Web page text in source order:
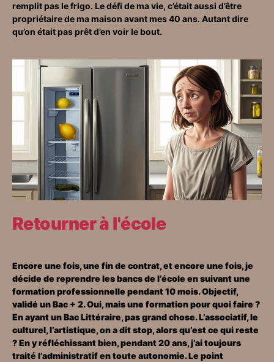
remplit pas le frigo. Le défi de ma vie, c’était aussi d’être
propriétaire de ma maison avant mes 40 ans. Autant dire
qu’on était pas prêt d’en voir le bout.
Retourner à l'école
Encore une fois, une fin de contrat, et encore une fois, je
décide de reprendre les bancs de l’école en suivant une
formation professionnelle pendant 10 mois. Objectif,
validé un Bac + 2. Oui, mais une formation pour quoi faire ?
En ayant un Bac Littéraire, pas grand chose. L’associatif, le
culturel, l’artistique, on a dit stop, alors qu’est ce qui reste
? En y réfléchissant bien, pendant 20 ans, j’ai toujours
traité l’administratif en toute autonomie. Le point